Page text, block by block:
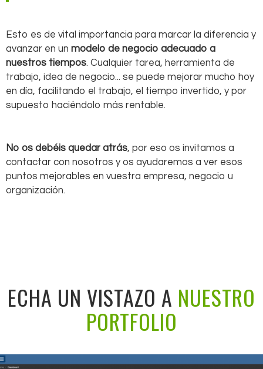
Esto es de vital importancia para marcar la diferencia y
avanzar en un modelo de negocio adecuado a
nuestros tiempos. Cualquier tarea, herramienta de
trabajo, idea de negocio... se puede mejorar mucho hoy
en día, facilitando el trabajo, el tiempo invertido, y por
supuesto haciéndolo más rentable.
No os debéis quedar atrás, por eso os invitamos a
contactar con nosotros y os ayudaremos a ver esos
puntos mejorables en vuestra empresa, negocio u
organización.
ECHA UN VISTAZO A NUESTRO
PORTFOLIO